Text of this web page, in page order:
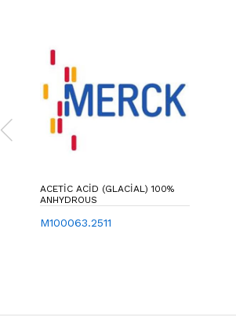
ACETIC ACID (GLACIAL) 100%
ANHYDROUS
M100063.2511